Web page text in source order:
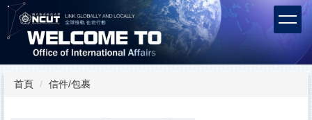
跳
到
主
內
容首頁 信件/包裹